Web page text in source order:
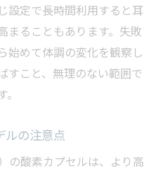
設定で長時間利用すると耳
まることもあります。失敗
始めて体調の変化を観察し
すこと、無理のない範囲で
ルの注意点
の酸素カプセルは、より高